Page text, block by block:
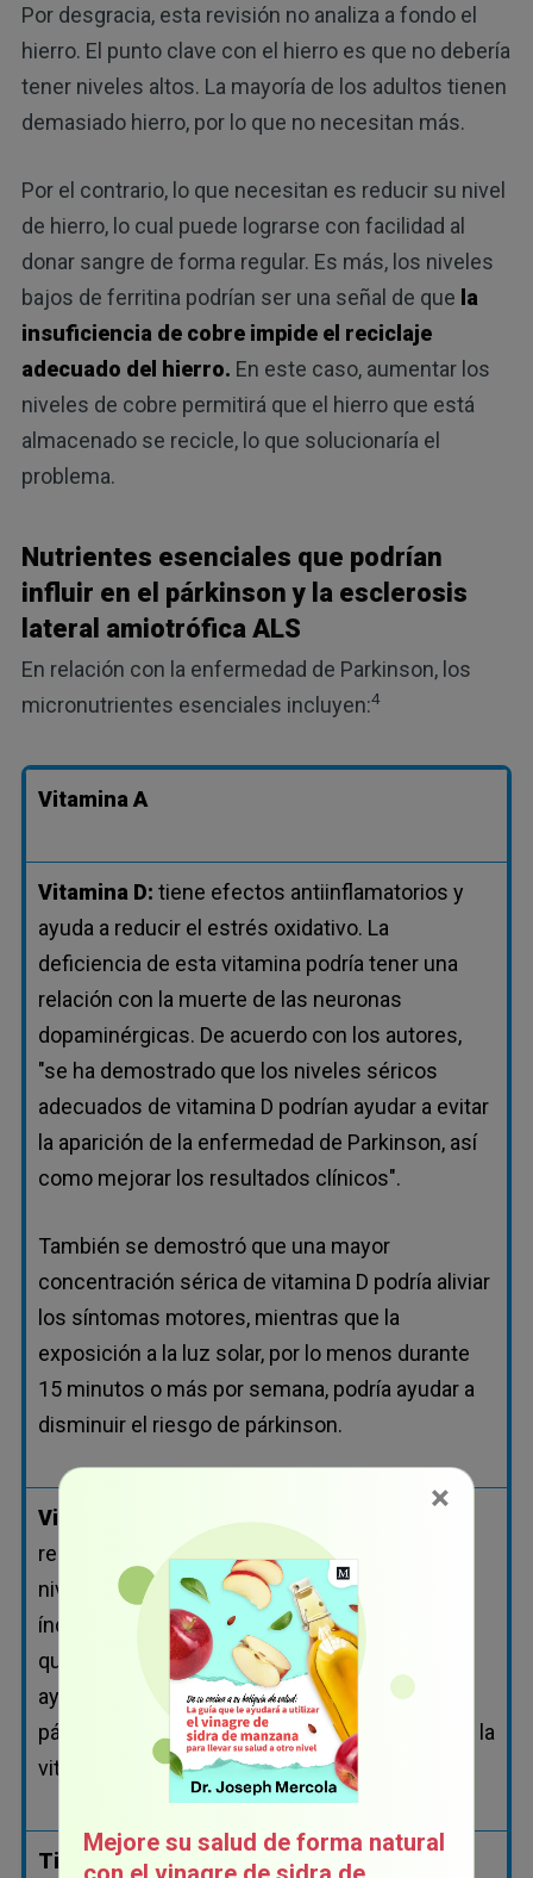
Por desgracia, esta revisión no analiza a fondo el
hierro. El punto clave con el hierro es que no debería
tener niveles altos. La mayoría de los adultos tienen
demasiado hierro, por lo que no necesitan más.
Por el contrario, lo que necesitan es reducir su nivel
de hierro, lo cual puede lograrse con facilidad al
donar sangre de forma regular. Es más, los niveles
bajos de ferritina podrían ser una señal de que la
insuficiencia de cobre impide el reciclaje
adecuado del hierro. En este caso, aumentar los
niveles de cobre permitirá que el hierro que está
almacenado se recicle, lo que solucionaría el
problema.
Nutrientes esenciales que podrían
influir en el párkinson y la esclerosis
lateral amiotrófica ALS
En relación con la enfermedad de Parkinson, los
micronutrientes esenciales incluyen:4
Vitamina A
Vitamina D: tiene efectos antiinflamatorios y
ayuda a reducir el estrés oxidativo. La
deficiencia de esta vitamina podría tener una
relación con la muerte de las neuronas
dopaminérgicas. De acuerdo con los autores,
"se ha demostrado que los niveles séricos
adecuados de vitamina D podrían ayudar a evitar
la aparición de la enfermedad de Parkinson, así
como mejorar los resultados clínicos".
También se demostró que una mayor
concentración sérica de vitamina D podría aliviar
los síntomas motores, mientras que la
exposición a la luz solar, por lo menos durante
15 minutos o más por semana, podría ayudar a
disminuir el riesgo de párkinson.
Vitamina E:
mejora el funcionamiento de los
receptores dopaminérgicos, mientras que los
niveles altos podrían tener relación con un
índice menor de párkinson. Se ha demostrado
que una alimentación rica en vitamina E podría
ayudar a proteger y reducir el riesgo de
párkinson, incluso más que los carotenoides o la
vitamina C
Tiamina (B1): los niveles bajos de tiamina
×
Mejore su salud de forma natural